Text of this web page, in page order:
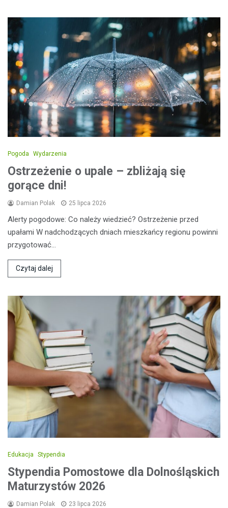
Pogoda Wydarzenia
Ostrzeżenie o upale – zbliżają się
gorące dni!
Damian Polak 25 lipca 2026
Alerty pogodowe: Co należy wiedzieć? Ostrzeżenie przed
upałami W nadchodzących dniach mieszkańcy regionu powinni
przygotować…
Czytaj dalej
Edukacja Stypendia
Stypendia Pomostowe dla Dolnośląskich
Maturzystów 2026
Damian Polak 23 lipca 2026